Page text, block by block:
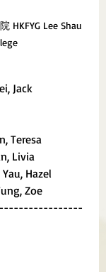
HKFYG Lee Shau
Teresa
Livia
Hazel
Zoe